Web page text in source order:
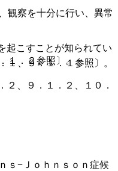
観察を十分に行い、異常
起こすことが知られてい
１．２参照〕。
、９．１．１参照〕。
、９．１．２、１０．
ｓ−Ｊｏｈｎｓｏｎ症候